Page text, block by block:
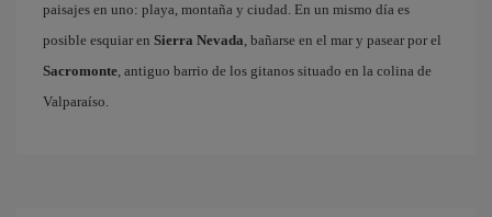
paisajes en uno: playa, montaña y ciudad. En un mismo día es
posible esquiar en Sierra Nevada, bañarse en el mar y pasear por el
Sacromonte, antiguo barrio de los gitanos situado en la colina de
Valparaíso.